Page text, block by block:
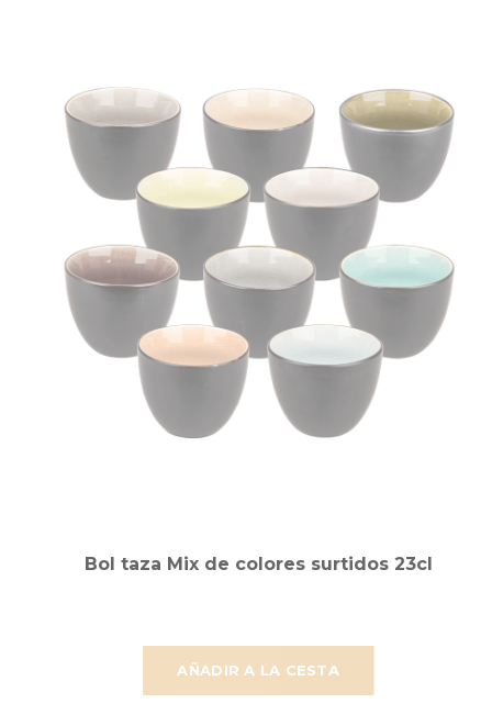
AÑADIR A LA CESTA
Bol taza Mix de colores surtidos 23cl